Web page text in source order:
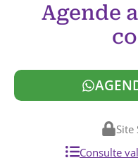
Agende
Site
Consulte